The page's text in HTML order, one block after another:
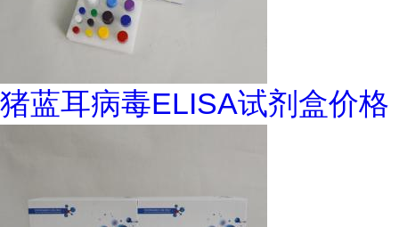
猪蓝耳病毒ELISA试剂盒价格